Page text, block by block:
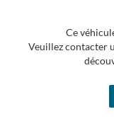
Ce
Veuillez contacter